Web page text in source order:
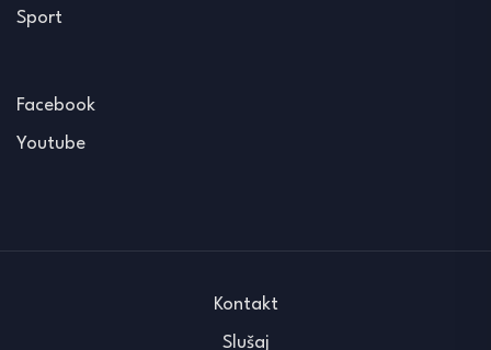
Sport
Facebook
Youtube
Kontakt
Slušaj